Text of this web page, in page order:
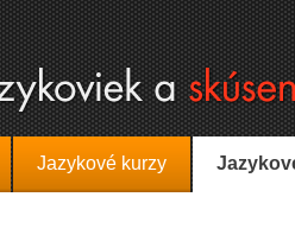
Jazykové kurzy